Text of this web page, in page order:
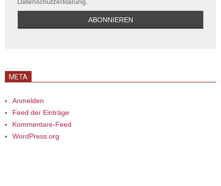
Datenschutzerklärung.
META
Anmelden
Feed der Einträge
Kommentare-Feed
WordPress.org